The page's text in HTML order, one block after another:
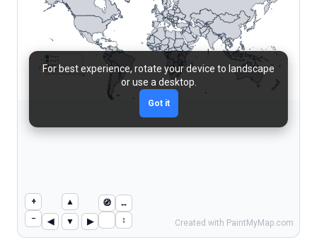
For best experience, rotate your device to landscape
or use a desktop.
Got it
Group D
Created with PaintMyMap.com
+
−
▲
◀
▼ ▶
🧭
↔︎
↕︎